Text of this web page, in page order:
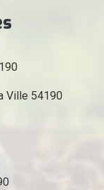
Ville 54190